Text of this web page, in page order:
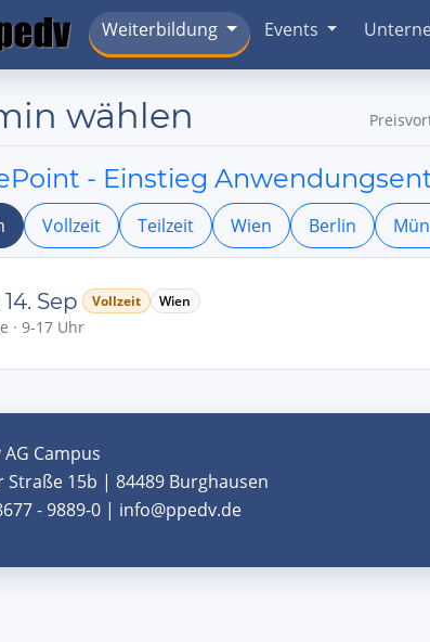
Weiterbildung Events
wählen
- Einstieg
Vollzeit Teilzeit Wien Berlin
Sep Vollzeit Wien
· 9-17 Uhr
Campus
Straße 15b | 84489 Burghausen
- 9889-0 | info@ppedv.de